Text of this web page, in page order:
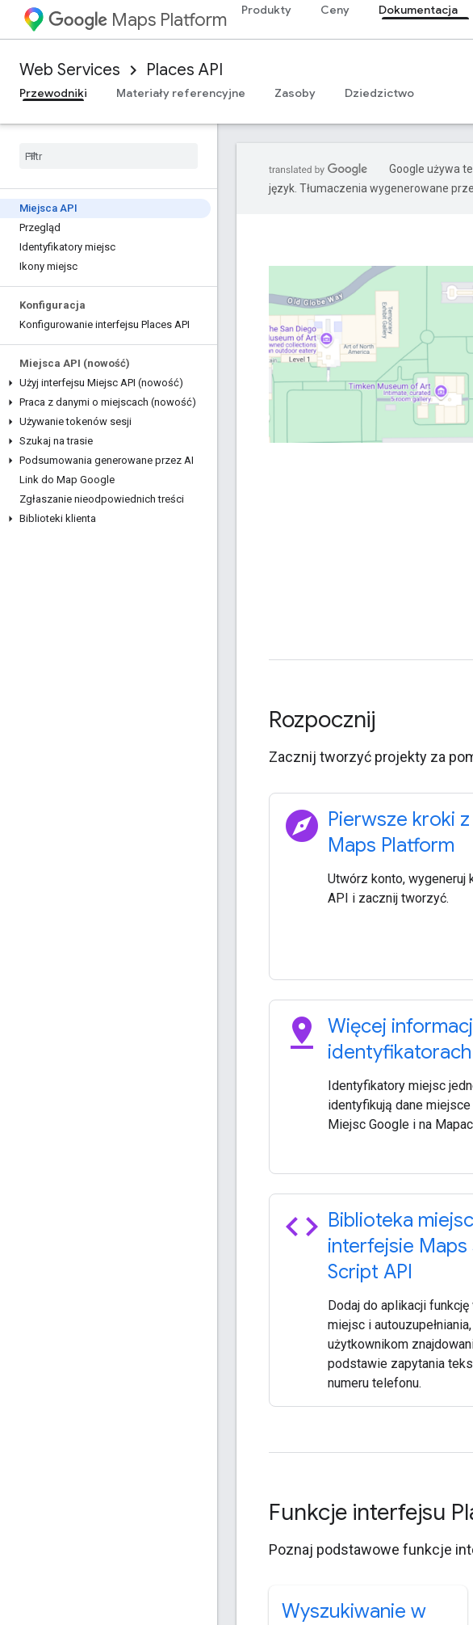
Maps Platform Produkty Ceny Dokumentacja
Web Services Places API
Przewodniki
Materiały referencyjne Zasoby Dziedzictwo
Miejsca API
Przegląd
Identyfikatory miejsc
Ikony miejsc
Konfiguracja
Konfigurowanie interfejsu Places API
Miejsca API (nowość)
Użyj interfejsu Miejsc API (nowość)
Praca z danymi o miejscach (nowość)
Używanie tokenów sesji
Szukaj na trasie
Podsumowania generowane przez AI
Link do Map Google
Zgłaszanie nieodpowiednich treści
Biblioteki klienta
Google używa
język. Tłumaczenia wygenerowane
Rozpocznij
Zacznij tworzyć projekty za
explore Pierwsze kroki
Maps Platform
Utwórz konto, wygeneruj
API i zacznij tworzyć.
pin_drop
Więcej
Identyfikatory miejsc
identyfikują dane
Miejsc Google i na
code Biblioteka
interfejsie Maps
Script API
Dodaj do aplikacji
miejsc i
użytkownikom
podstawie zapytania
numeru telefonu.
Funkcje interfejsu
Poznaj podstawowe funkcje
Wyszukiwanie w